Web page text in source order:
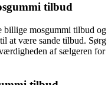
tilbud
mosgummi tilbud og
at være sande tilbud. Sørg
af sælgeren for